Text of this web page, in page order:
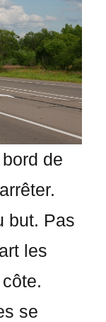
de
but. Pas
les
se